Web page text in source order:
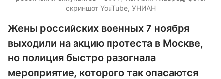
скриншот YouTube, УНИАН
Жены российских военных 7 ноября
выходили на акцию протеста в Москве,
но полиция быстро разогнала
мероприятие, которого так опасаются